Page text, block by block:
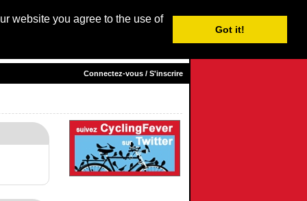
website you agree to the use of
Got it!
Login / Subscribe
Connectez-vous / S'inscrire